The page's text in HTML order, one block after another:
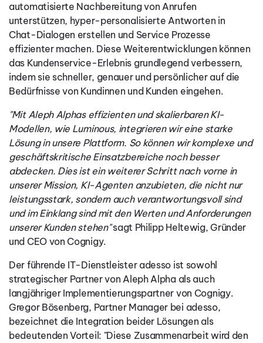
automatisierte Nachbereitung von Anrufen
unterstützen, hyper-personalisierte Antworten in
Chat-Dialogen erstellen und Service Prozesse
effizienter machen. Diese Weiterentwicklungen können
das Kundenservice-Erlebnis grundlegend verbessern,
indem sie schneller, genauer und persönlicher auf die
Bedürfnisse von Kundinnen und Kunden eingehen.
"Mit Aleph Alphas effizienten und skalierbaren KI-
Modellen, wie Luminous, integrieren wir eine starke
Lösung in unsere Plattform. So können wir komplexe und
geschäftskritische Einsatzbereiche noch besser
abdecken. Dies ist ein weiterer Schritt nach vorne in
unserer Mission, KI-Agenten anzubieten, die nicht nur
leistungsstark, sondern auch verantwortungsvoll sind
und im Einklang sind mit den Werten und Anforderungen
unserer Kunden stehen"sagt Philipp Heltewig, Gründer
und CEO von Cognigy.
Der führende IT-Dienstleister adesso ist sowohl
strategischer Partner von Aleph Alpha als auch
langjähriger Implementierungspartner von Cognigy.
Gregor Bösenberg, Partner Manager bei adesso,
bezeichnet die Integration beider Lösungen als
bedeutenden Vorteil: "Diese Zusammenarbeit wird den